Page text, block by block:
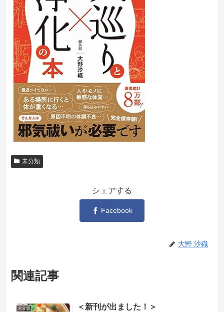
未分類
シェアする
Facebook
大野 沙織
関連記事
未分類 ＜新刊が出ました！＞